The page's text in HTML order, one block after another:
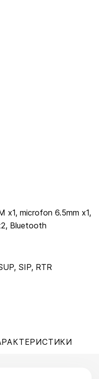
x1, microfon 6.5mm x1,
Bluetooth
SIP, RTR